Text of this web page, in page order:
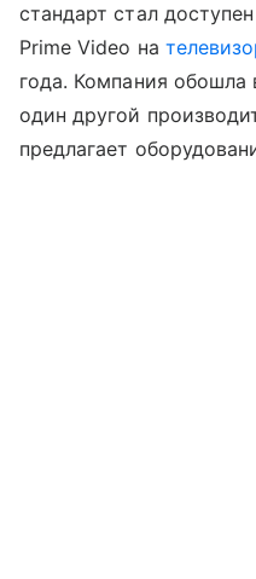
стандарт стал
Prime Video на
года. Компания обошла
один другой
предлагает